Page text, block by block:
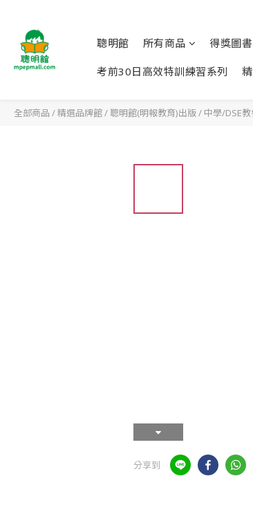
聰明館 所有商品 得獎圖書
考前30日高效特訓練習系列
全部商品 /精選品牌館/聰明館(明報教育)出版/ 中學/DSE
分享到